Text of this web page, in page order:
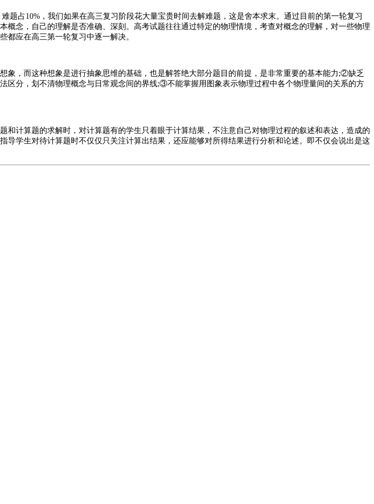
占10%，我们如果在高三复习阶段花大量宝贵时间去解难题，这是舍本求末。通过目前的第一轮复习
念，自己的理解是否准确、深刻。高考试题往往通过特定的物理情境，考查对概念的理解，对一些物理
都应在高三第一轮复习中逐一解决。
而这种想象是进行抽象思维的基础，也是解答绝大部分题目的前提，是非常重要的基本能力;②缺乏
区分，划不清物理概念与日常观念间的界线;③不能掌握用图象表示物理过程中各个物理量间的关系的方
计算题的求解时，对计算题有的学生只着眼于计算结果，不注意自己对物理过程的叙述和表达，造成的
学生对待计算题时不仅仅只关注计算出结果，还应能够对所得结果进行分析和论述。即不仅会说出是这